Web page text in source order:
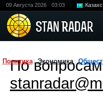
09 Августа 2026 03:03
Политика Экономика
По